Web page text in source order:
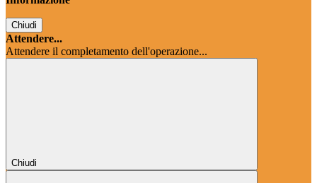
Chiudi
Attendere...
Attendere il completamento dell'operazione...
Chiudi